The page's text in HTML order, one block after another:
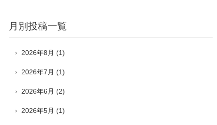
月別投稿一覧
2026年8月 (1)
2026年7月 (1)
2026年6月 (2)
2026年5月 (1)